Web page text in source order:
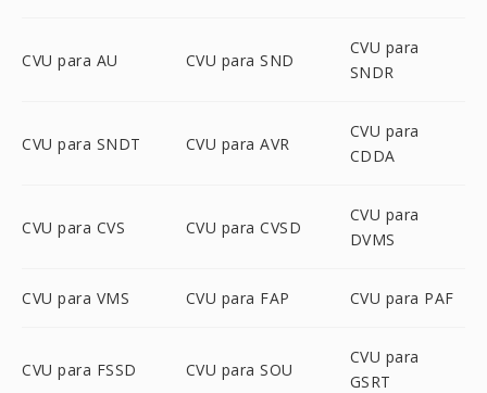
CVU para AU CVU para SND
CVU para
SNDR
CVU para SNDT CVU para AVR
CVU para
CDDA
CVU para CVS CVU para CVSD
CVU para
DVMS
CVU para VMS CVU para FAP CVU para PAF
CVU para FSSD CVU para SOU
CVU para
GSRT